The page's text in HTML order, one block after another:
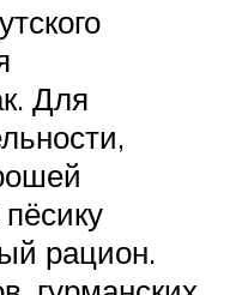
Для
рацион.